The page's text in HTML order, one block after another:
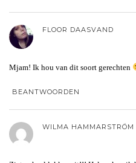
FLOOR DAASVAND
Mjam! Ik hou van dit soort gerechten
BEANTWOORDEN
WILMA HAMMARSTRÖM